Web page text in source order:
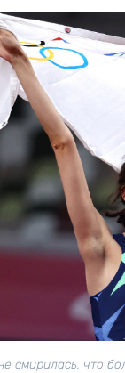
смирилась, что